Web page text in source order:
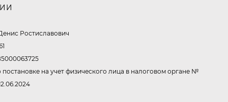
Очки K82287
Ростиславович
на учет физического лица в налоговом органе №